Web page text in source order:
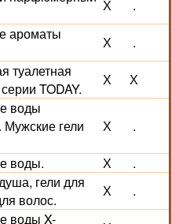
Х .
ароматы
Х .
туалетная
TODAY.
Х Х
воды
гели
Х .
воды. Х
.
гели для
волос.
Х .
воды X-